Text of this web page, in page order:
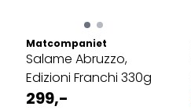
Matcompaniet
Salame Abruzzo,
Edizioni Franchi 330g
299,-